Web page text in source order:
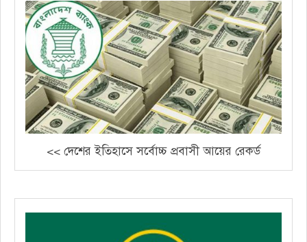
<< দেশের ইতিহাসে সর্বোচ্চ প্রবাসী আয়ের রেকর্ড